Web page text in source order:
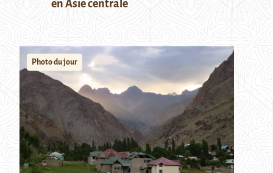
en Asie centrale
Photo du jour